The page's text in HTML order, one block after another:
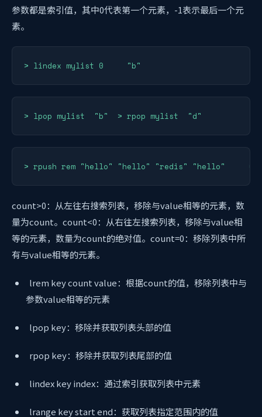
参数都是索引值，其中0代表第一个元素，-1表示最后一个元
素。
> lindex mylist 0     "b"
> lpop mylist  "b"  > rpop mylist  "d"
> rpush rem "hello" "hello" "redis" "hello"
count>0：从左往右搜索列表，移除与value相等的元素，数
量为count。count<0：从右往左搜索列表，移除与value相
等的元素，数量为count的绝对值。count=0：移除列表中所
有与value相等的元素。
lrem key count value：根据count的值，移除列表中与
参数value相等的元素
lpop key：移除并获取列表头部的值
rpop key：移除并获取列表尾部的值
lindex key index：通过索引获取列表中元素
lrange key start end：获取列表指定范围内的值